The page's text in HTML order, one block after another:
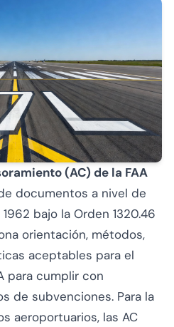
(AC) de la FAA
documentos a nivel de
bajo la Orden 1320.46
orientación, métodos,
aceptables para el
para cumplir con
de subvenciones. Para la
aeroportuarios, las AC